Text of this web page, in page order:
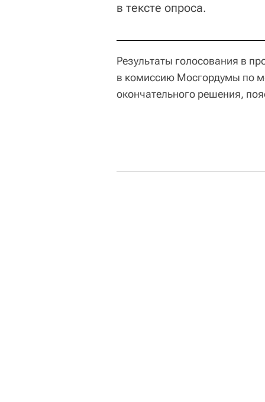
в тексте опроса.
Результаты голосования в
в комиссию Мосгордумы по
окончательного решения,